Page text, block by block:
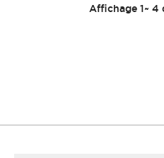
Affichage 1~ 4